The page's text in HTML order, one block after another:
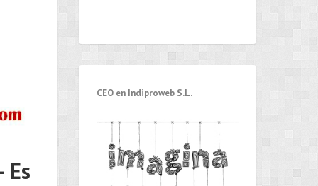
Es
CEO en Indiproweb S.L.